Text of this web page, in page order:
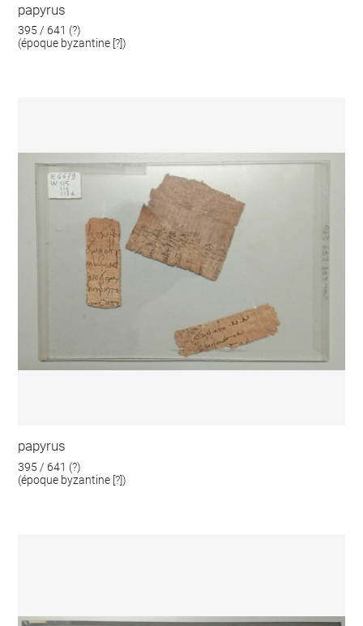
papyrus
395 / 641 (?)
(époque byzantine [?])
papyrus
395 / 641 (?)
(époque byzantine [?])